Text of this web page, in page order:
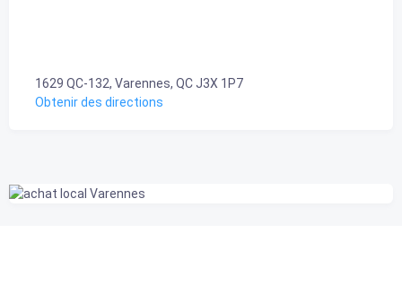
1629 QC-132, Varennes, QC J3X 1P7
Obtenir des directions